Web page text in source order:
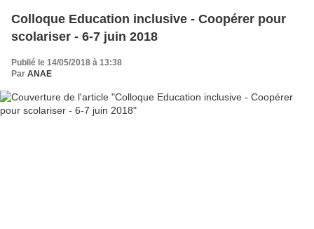
Colloque Education inclusive - Coopérer pour
scolariser - 6-7 juin 2018
Publié le 14/05/2018 à 13:38
Par ANAE